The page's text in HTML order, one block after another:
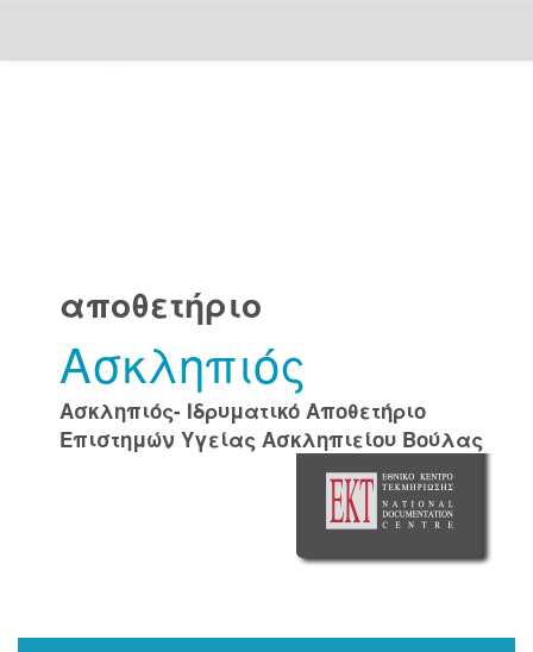
αποθετήριο
Ασκληπιός
Ασκληπιός- Ιδρυματικό Αποθετήριο
Επιστημών Υγείας Ασκληπιείου Βούλας